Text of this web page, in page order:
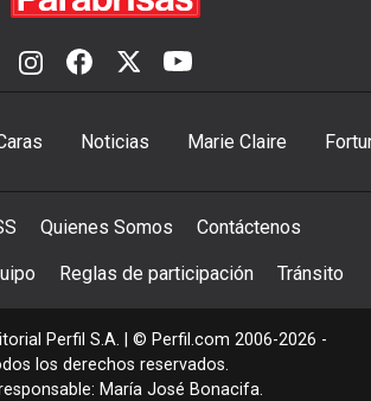
Noticias Marie Claire
Quienes Somos Contáctenos
Reglas de participación Tránsito
Perfil S.A. | © Perfil.com 2006-2026 -
los derechos reservados.
María José Bonacifa.